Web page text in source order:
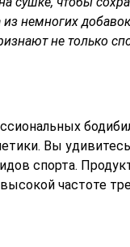
немногих
не только
Вы
спорта.
частоте